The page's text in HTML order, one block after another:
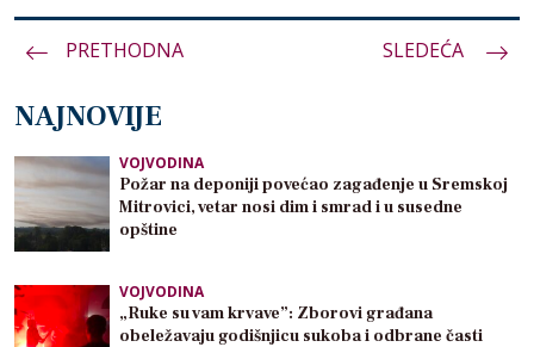
Paginacija
PRETHODNA SLEDEĆA
NAJNOVIJE
VOJVODINA
Požar na deponiji povećao zagađenje u Sremskoj
Mitrovici, vetar nosi dim i smrad i u susedne
opštine
VOJVODINA
„Ruke su vam krvave”: Zborovi građana
obeležavaju godišnjicu sukoba i odbrane časti